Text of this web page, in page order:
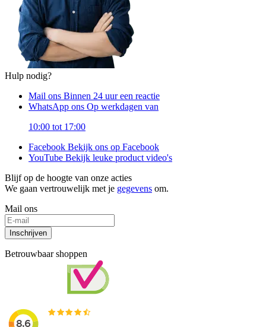
Hulp nodig?
Mail ons Binnen 24 uur een reactie
WhatsApp ons Op werkdagen van
10:00 tot 17:00
Facebook Bekijk ons op Facebook
YouTube Bekijk leuke product video's
Blijf op de hoogte van onze acties
We gaan vertrouwelijk met je gegevens om.
Mail ons
Inschrijven
Betrouwbaar shoppen